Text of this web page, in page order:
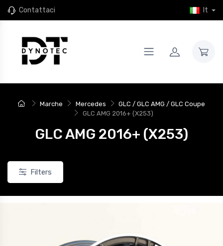
Contattaci It
Marche Mercedes
GLC / GLC AMG / GLC Coupe
GLC AMG 2016+ (X253)
GLC AMG 2016+ (X253)
Filters